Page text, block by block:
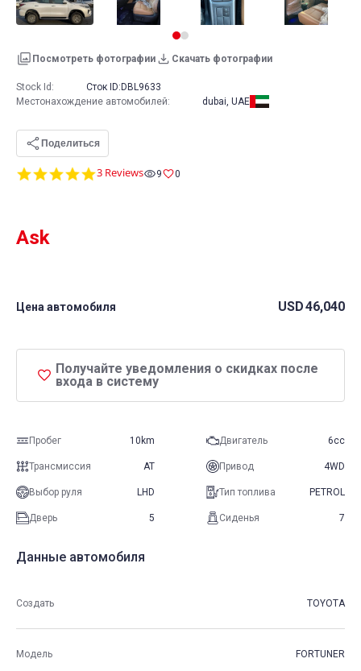
Посмотреть фотографии Скачать фотографии
5.0
3 Reviews 9 0
Ask
Цена автомобиля USD46,040
Получайте уведомления о скидках после
входа в систему
Пробег 10km Двигатель 6cc
Трансмиссия AT Привод 4WD
Выбор руля LHD Тип топлива PETROL
Дверь 5 Сиденья 7
Stock Id: Сток ID: DBL9633
Местонахождение автомобилей: dubai, UAE
Поделиться
Данные автомобиля
Создать TOYOTA
Модель FORTUNER